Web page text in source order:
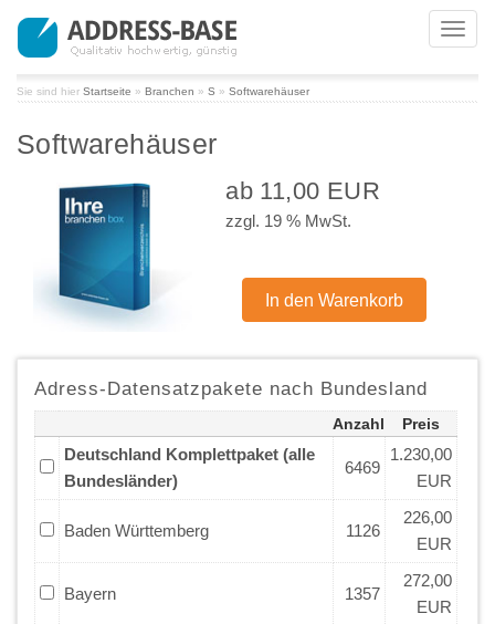
Sie sind hier Startseite » Branchen » S » Softwarehäuser
Softwarehäuser
ab 11,00 EUR
zzgl. 19 % MwSt.
Adress-Datensatzpakete nach Bundesland
Anzahl Preis
Deutschland Komplettpaket (alle
Bundesländer)
6469
1.230,00
EUR
Baden Württemberg 1126
226,00
EUR
Bayern 1357
272,00
EUR